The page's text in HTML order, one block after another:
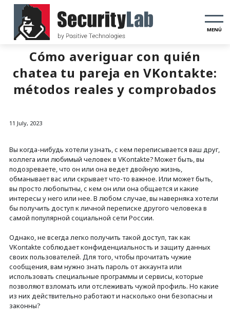
MENÚ
Cómo averiguar con quién
chatea tu pareja en VKontakte:
métodos reales y comprobados
11 July, 2023
Вы когда-нибудь хотели узнать, с кем переписывается ваш друг,
коллега или любимый человек в VKontakte? Может быть, вы
подозреваете, что он или она ведет двойную жизнь,
обманывает вас или скрывает что-то важное. Или может быть,
вы просто любопытны, с кем он или она общается и какие
интересы у него или нее. В любом случае, вы наверняка хотели
бы получить доступ к личной переписке другого человека в
самой популярной социальной сети России.
Однако, не всегда легко получить такой доступ, так как
VKontakte соблюдает конфиденциальность и защиту данных
своих пользователей. Для того, чтобы прочитать чужие
сообщения, вам нужно знать пароль от аккаунта или
использовать специальные программы и сервисы, которые
позволяют взломать или отслеживать чужой профиль. Но какие
из них действительно работают и насколько они безопасны и
законны?